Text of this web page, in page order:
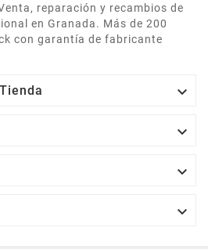
reparación y recambios de
en Granada. Más de 200
con garantía de fabricante



